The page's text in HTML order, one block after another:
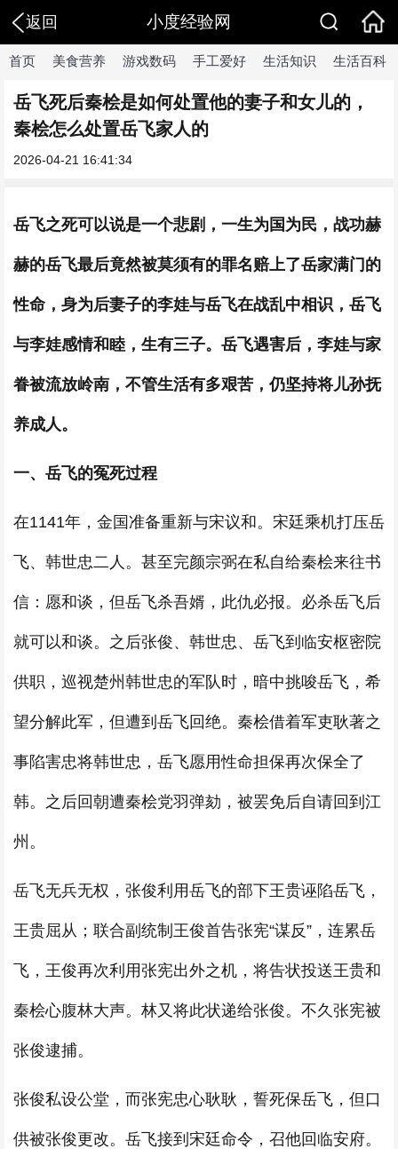
返回 小度经验网
首页 美食营养 游戏数码 手工爱好 生活知识 生活百科
​岳飞死后秦桧是如何处置他的妻子和女儿的，
秦桧怎么处置岳飞家人的
2026-04-21 16:41:34
岳飞之死可以说是一个悲剧，一生为国为民，战功赫
赫的岳飞最后竟然被莫须有的罪名赔上了岳家满门的
性命，身为后妻子的李娃与岳飞在战乱中相识，岳飞
与李娃感情和睦，生有三子。岳飞遇害后，李娃与家
眷被流放岭南，不管生活有多艰苦，仍坚持将儿孙抚
养成人。
一、岳飞的冤死过程
在1141年，金国准备重新与宋议和。宋廷乘机打压岳
飞、韩世忠二人。甚至完颜宗弼在私自给秦桧来往书
信：愿和谈，但岳飞杀吾婿，此仇必报。必杀岳飞后
就可以和谈。之后张俊、韩世忠、岳飞到临安枢密院
供职，巡视楚州韩世忠的军队时，暗中挑唆岳飞，希
望分解此军，但遭到岳飞回绝。秦桧借着军吏耿著之
事陷害忠将韩世忠，岳飞愿用性命担保再次保全了
韩。之后回朝遭秦桧党羽弹劾，被罢免后自请回到江
州。
岳飞无兵无权，张俊利用岳飞的部下王贵诬陷岳飞，
王贵屈从；联合副统制王俊首告张宪“谋反”，连累岳
飞，王俊再次利用张宪出外之机，将告状投送王贵和
秦桧心腹林大声。林又将此状递给张俊。不久张宪被
张俊逮捕。
张俊私设公堂，而张宪忠心耿耿，誓死保岳飞，但口
供被张俊更改。岳飞接到宋廷命令，召他回临安府。